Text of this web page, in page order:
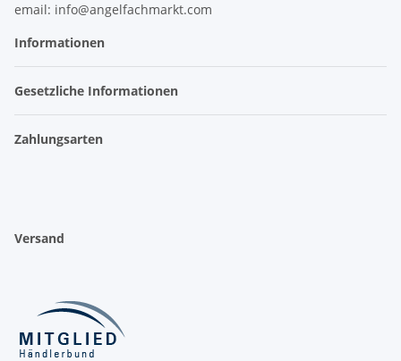
email: info@angelfachmarkt.com
Informationen
Gesetzliche Informationen
Zahlungsarten
Versand